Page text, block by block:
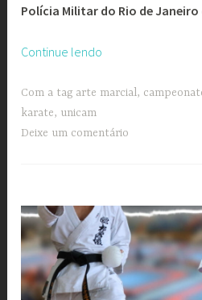
Polícia Militar do Rio de Janeiro
Continue lendo
recebe
competidores
UNICAM”
Com a tag arte marcial,
karate, unicam
Deixe um comentário